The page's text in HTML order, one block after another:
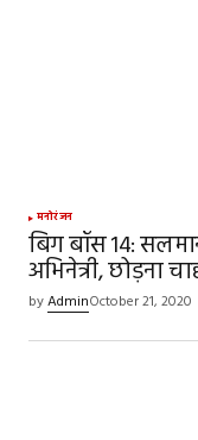
मनोरंजन
बिग बॉस 14:
अभिनेत्री, छोड़ना
byAdminOctober 21, 2020